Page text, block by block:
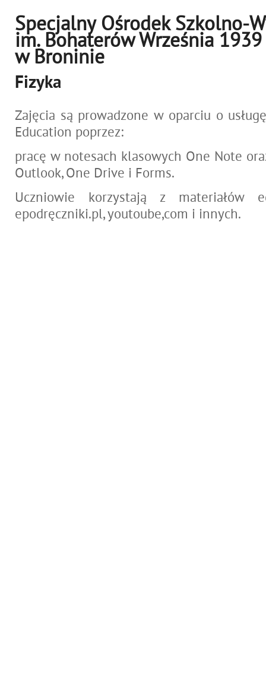
Specjalny Ośrodek Szkolno-
im. Bohaterów Września
w Broninie
Fizyka
Zajęcia są prowadzone w oparciu o
Education poprzez:
pracę w notesach klasowych One Note
Outlook, One Drive i Forms.
Uczniowie korzystają z materiałów
epodręczniki.pl, youtoube,com i innych.